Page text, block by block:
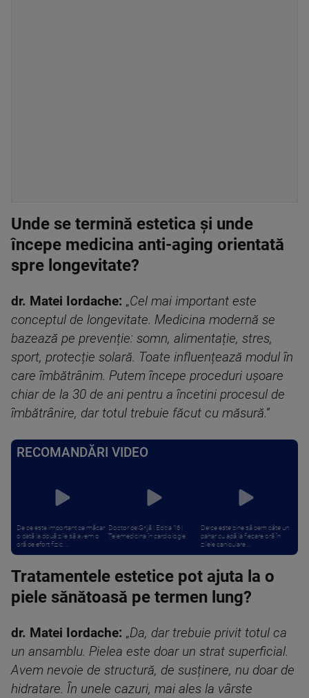
Unde se termină estetica și unde
începe medicina anti-aging orientată
spre longevitate?
dr. Matei Iordache: „Cel mai important este
conceptul de longevitate. Medicina modernă se
bazează pe prevenție: somn, alimentație, stres,
sport, protecție solară. Toate influențează modul în
care îmbătrânim. Putem începe proceduri ușoare
chiar de la 30 de ani pentru a încetini procesul de
îmbătrânire, dar totul trebuie făcut cu măsură.”
RECOMANDĂRI VIDEO
De ce este important ca măcar
o dată la două zile să avem o
oră de efort fizic. ...
Doctor de Grijă | Ediția 16 |
Telemedicina în cardiologie
De ce este bine să bem câte un
pahar cu apă la fiecare oră în
zilele caniculare ...
Tratamentele estetice pot ajuta la o
piele sănătoasă pe termen lung?
dr. Matei Iordache: „Da, dar trebuie privit totul ca
un ansamblu. Pielea este doar un strat superficial.
Avem nevoie de structură, de susținere, nu doar de
hidratare. În unele cazuri, mai ales la vârste